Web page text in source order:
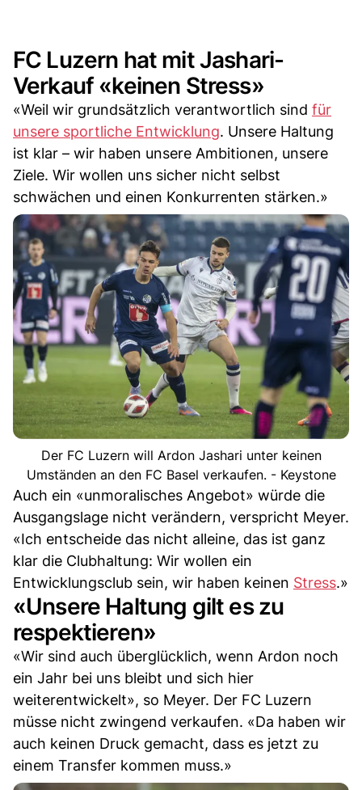
FC Luzern hat mit Jashari-
Verkauf «keinen Stress»
«Weil wir grundsätzlich verantwortlich sind für
unsere sportliche Entwicklung. Unsere Haltung
ist klar – wir haben unsere Ambitionen, unsere
Ziele. Wir wollen uns sicher nicht selbst
schwächen und einen Konkurrenten stärken.»
Der FC Luzern will Ardon Jashari unter keinen
Umständen an den FC Basel verkaufen. - Keystone
Auch ein «unmoralisches Angebot» würde die
Ausgangslage nicht verändern, verspricht Meyer.
«Ich entscheide das nicht alleine, das ist ganz
klar die Clubhaltung: Wir wollen ein
Entwicklungsclub sein, wir haben keinen Stress.»
«Unsere Haltung gilt es zu
respektieren»
«Wir sind auch überglücklich, wenn Ardon noch
ein Jahr bei uns bleibt und sich hier
weiterentwickelt», so Meyer. Der FC Luzern
müsse nicht zwingend verkaufen. «Da haben wir
auch keinen Druck gemacht, dass es jetzt zu
einem Transfer kommen muss.»